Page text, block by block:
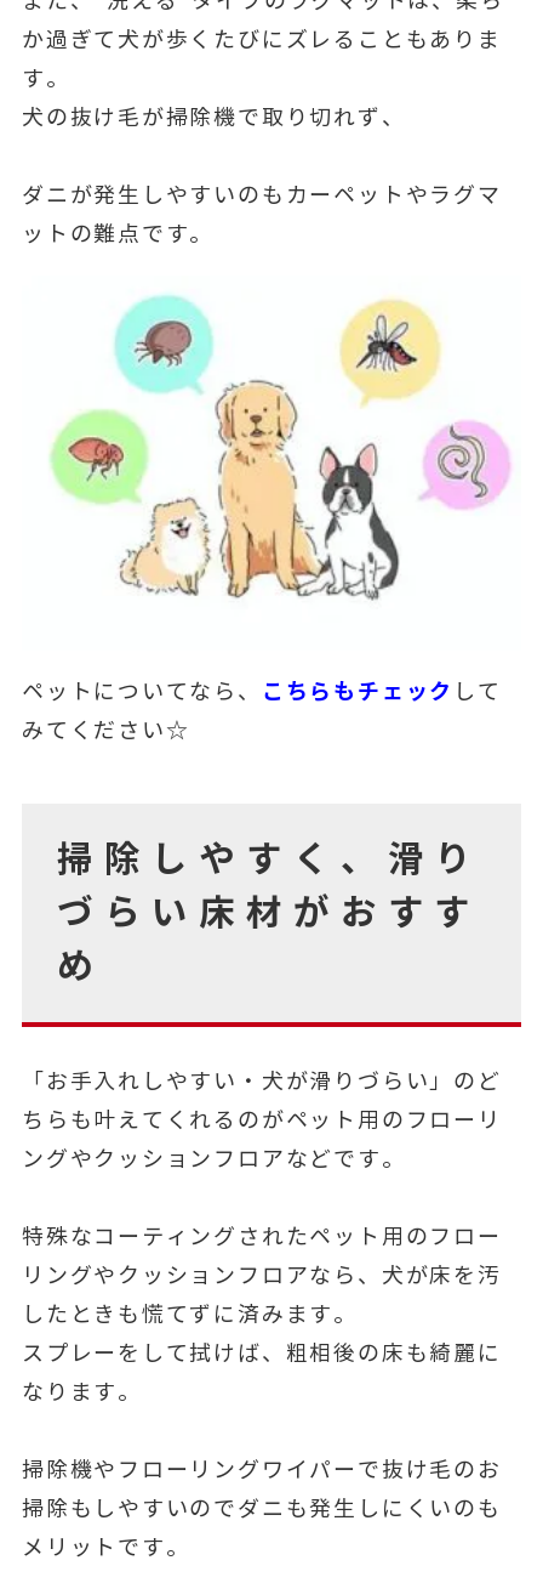
か過ぎて犬が歩くたびにズレることもありま
す。
犬の抜け毛が掃除機で取り切れず、
ダニが発生しやすいのもカーペットやラグマ
ットの難点です。
ペットについてなら、 こちらもチェック して
みてください☆
掃除しやすく、滑り
づらい床材がおすす
め
「お手入れしやすい・犬が滑りづらい」のど
ちらも叶えてくれるのがペット用のフローリ
ングやクッションフロアなどです。
特殊なコーティングされたペット用のフロー
リングやクッションフロアなら、犬が床を汚
したときも慌てずに済みます。
スプレーをして拭けば、粗相後の床も綺麗に
なります。
掃除機やフローリングワイパーで抜け毛のお
掃除もしやすいのでダニも発生しにくいのも
メリットです。